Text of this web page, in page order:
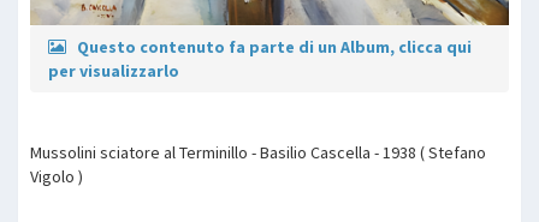
Questo contenuto fa parte di un Album, clicca qui
per visualizzarlo
Mussolini sciatore al Terminillo - Basilio Cascella - 1938 ( Stefano
Vigolo )